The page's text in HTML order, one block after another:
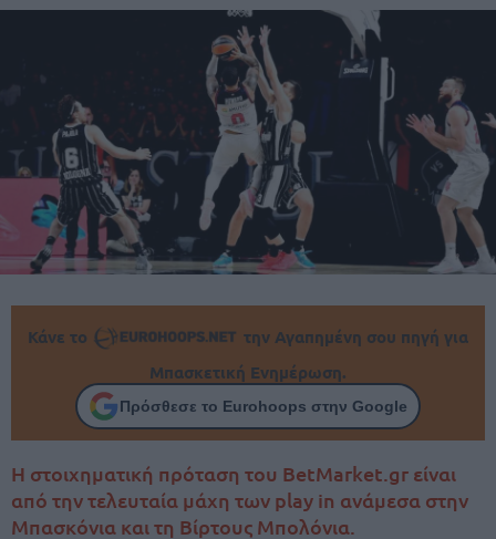
Κάνε το
την Αγαπημένη σου πηγή για
Μπασκετική Ενημέρωση.
Πρόσθεσε το Eurohoops στην Google
Η στοιχηματική πρόταση του BetMarket.gr είναι
από την τελευταία μάχη των play in ανάμεσα στην
Μπασκόνια και τη Βίρτους Μπολόνια.